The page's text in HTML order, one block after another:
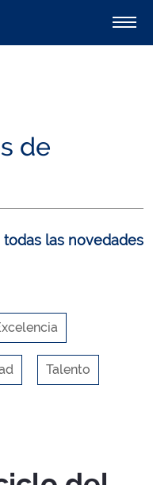
de
las novedades
Talento